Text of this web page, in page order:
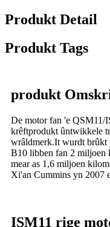
Produkt Detail
Produkt Tags
produkt
De motor fan 'e QSM11/
krêftprodukt ûntwikkele
wrâldmerk.It wurdt brûkt
B10 libben fan 2 miljoen
mear as 1,6 miljoen
Xi'an Cummins yn 2007
ISM11 rige